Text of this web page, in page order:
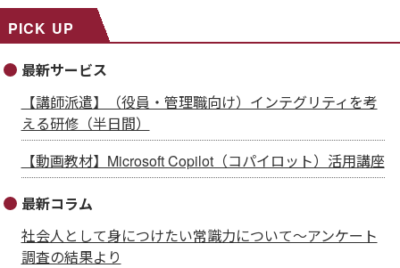
PICK UP
最新サービス
【講師派遣】（役員・管理職向け）インテグリティを考
える研修（半日間）
【動画教材】Microsoft Copilot（コパイロット）活用講座
最新コラム
社会人として身につけたい常識力について～アンケート
調査の結果より